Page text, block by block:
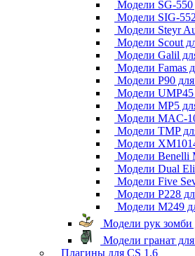
Модели SG-550
Модели SIG-
Модели Steyr
Модели Scout
Модели Galil
Модели Famas
Модели P90
Модели UMP45
Модели MP5
Модели MAC-
Модели TMP
Модели
Модели Benelli
Модели Dual
Модели Five
Модели P228
Модели M249
Модели рук зомби
Модели гранат
Плагины для CS 1.6